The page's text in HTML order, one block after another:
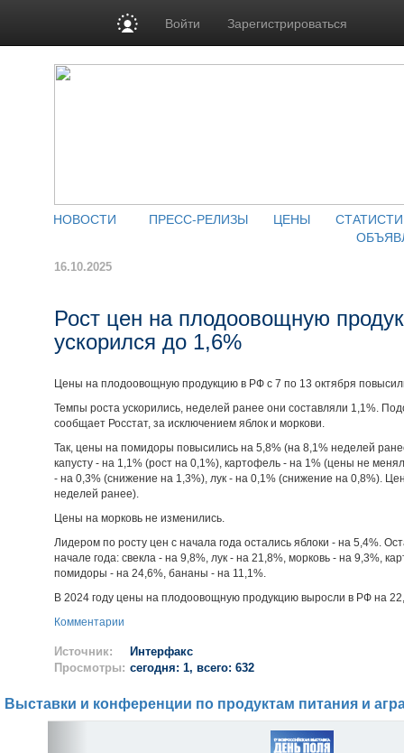
Войти Зарегистрироваться
НОВОСТИ ПРЕСС-РЕЛИЗЫ ЦЕНЫ
16.10.2025
Рост цен на плодоовощную
ускорился до 1,6%
Цены на плодоовощную продукцию в РФ с 7 по 13 октября
Темпы роста ускорились, неделей ранее они составляли 1,1%.
сообщает Росстат, за исключением яблок и моркови.
Так, цены на помидоры повысились на 5,8% (на 8,1% неделей
капусту - на 1,1% (рост на 0,1%), картофель - на 1% (цены не
- на 0,3% (снижение на 1,3%), лук - на 0,1% (снижение на 0,8%).
неделей ранее).
Цены на морковь не изменились.
Лидером по росту цен с начала года остались яблоки - на 5,4%.
начале года: свекла - на 9,8%, лук - на 21,8%, морковь - на 9,3%,
помидоры - на 24,6%, бананы - на 11,1%.
В 2024 году цены на плодоовощную продукцию выросли в РФ на
Комментарии
Источник:
Интерфакс
Просмотры: сегодня: 1, всего: 632
Выставки и конференции по продуктам питания и